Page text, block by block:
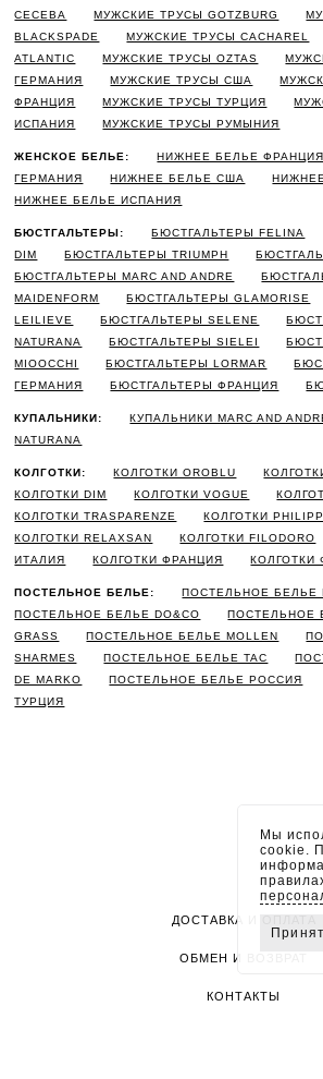
CECEBA
МУЖСКИЕ ТРУСЫ GOTZBURG
BLACKSPADE
МУЖСКИЕ ТРУСЫ CACHAREL
ATLANTIC
МУЖСКИЕ ТРУСЫ OZTAS
ГЕРМАНИЯ
МУЖСКИЕ ТРУСЫ США
ФРАНЦИЯ
МУЖСКИЕ ТРУСЫ ТУРЦИЯ
ИСПАНИЯ
МУЖСКИЕ ТРУСЫ РУМЫНИЯ
ЖЕНСКОЕ БЕЛЬЕ: НИЖНЕЕ БЕЛЬЕ ФРАНЦИЯ
ГЕРМАНИЯ
НИЖНЕЕ БЕЛЬЕ США
НИЖНЕЕ БЕЛЬЕ ИСПАНИЯ
БЮСТГАЛЬТЕРЫ: БЮСТГАЛЬТЕРЫ FELINA
DIM
БЮСТГАЛЬТЕРЫ TRIUMPH
БЮСТГАЛЬТЕРЫ MARC AND ANDRE
MAIDENFORM
БЮСТГАЛЬТЕРЫ GLAMORISE
LEILIEVE
БЮСТГАЛЬТЕРЫ SELENE
NATURANA
БЮСТГАЛЬТЕРЫ SIELEI
MIOOCCHI
БЮСТГАЛЬТЕРЫ LORMAR
ГЕРМАНИЯ
БЮСТГАЛЬТЕРЫ ФРАНЦИЯ
КУПАЛЬНИКИ: КУПАЛЬНИКИ MARC AND
NATURANA
КОЛГОТКИ: КОЛГОТКИ OROBLU
КОЛГОТКИ DIM
КОЛГОТКИ VOGUE
КОЛГОТКИ TRASPARENZE
КОЛГОТКИ
КОЛГОТКИ RELAXSAN
КОЛГОТКИ FILODORO
ИТАЛИЯ
КОЛГОТКИ ФРАНЦИЯ КОЛГОТКИ
ПОСТЕЛЬНОЕ БЕЛЬЕ:
ПОСТЕЛЬНОЕ БЕЛЬЕ
ПОСТЕЛЬНОЕ БЕЛЬЕ DO&CO
ПОСТЕЛЬНОЕ
GRASS
ПОСТЕЛЬНОЕ БЕЛЬЕ MOLLEN
SHARMES
ПОСТЕЛЬНОЕ БЕЛЬЕ TAC
DE MARKO
ПОСТЕЛЬНОЕ БЕЛЬЕ РОССИЯ
ТУРЦИЯ
ДОСТАВКА И ОПЛАТА
ОБМЕН И ВОЗВРАТ
КОНТАКТЫ
Мы
cookie.